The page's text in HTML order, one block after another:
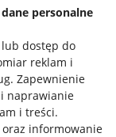
personalne
dostęp do
reklam i
. Zapewnienie
naprawianie
i treści.
informowanie